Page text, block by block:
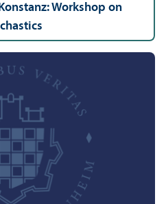
Workshop on